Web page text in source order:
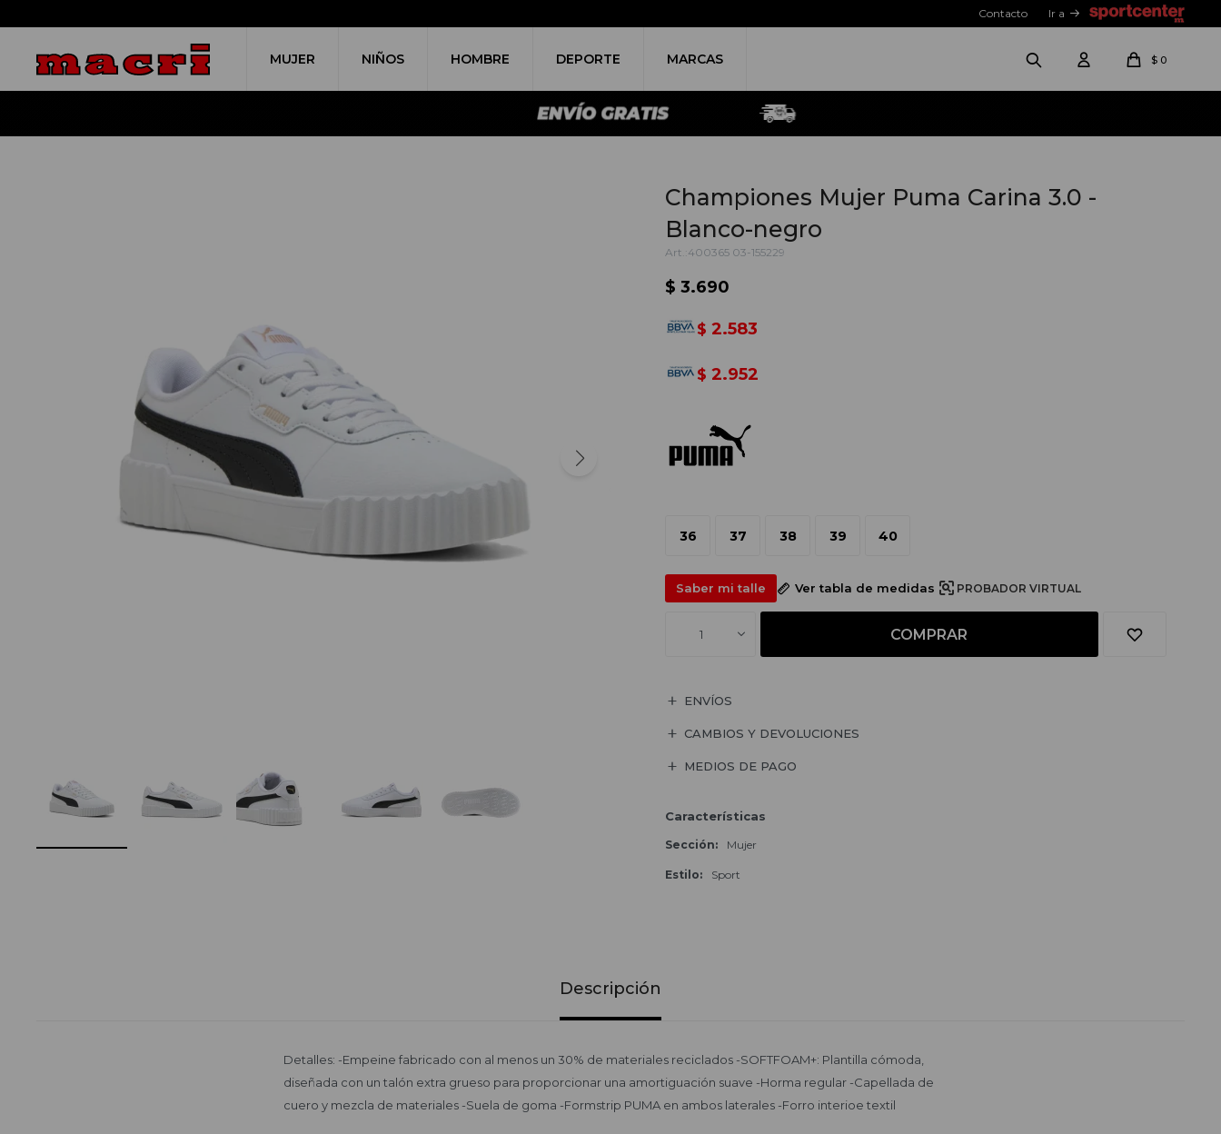
MUJER NIÑOS HOMBRE DEPORTE MARCAS $ 0
Contacto Ir a
Championes Mujer Puma Carina 3.0 -
Blanco-negro
400365 03-155229
$ 3.690
$ 2.583
$ 2.952
36 37 38 39 40
Saber mi talle Ver tabla de medidas PROBADOR VIRTUAL
1 COMPRAR
ENVÍOS
CAMBIOS Y DEVOLUCIONES
MEDIOS DE PAGO
Características
Sección Mujer
Estilo Sport
Descripción
Detalles: -Empeine fabricado con al menos un 30% de materiales reciclados -SOFTFOAM+: Plantilla cómoda,
diseñada con un talón extra grueso para proporcionar una amortiguación suave -Horma regular -Capellada de
cuero y mezcla de materiales -Suela de goma -Formstrip PUMA en ambos laterales -Forro interioe textil